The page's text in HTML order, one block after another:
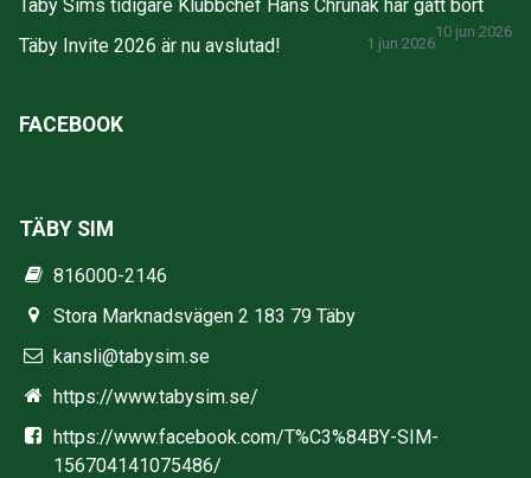
Täby Sims tidigare Klubbchef Hans Chrunak har gått bort
10 jun 2026
Täby Invite 2026 är nu avslutad! 1 jun 2026
FACEBOOK
TÄBY SIM
816000-2146
Stora Marknadsvägen 2 183 79 Täby
kansli@tabysim.se
https://www.tabysim.se/
https://www.facebook.com/T%C3%84BY-SIM-
156704141075486/